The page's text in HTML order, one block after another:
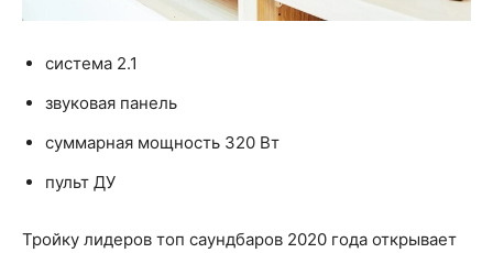
система 2.1
звуковая панель
суммарная мощность 320 Вт
пульт ДУ
Тройку лидеров топ саундбаров 2020 года открывает